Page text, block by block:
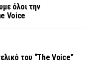
όλοι την
Voice
του “The Voice”